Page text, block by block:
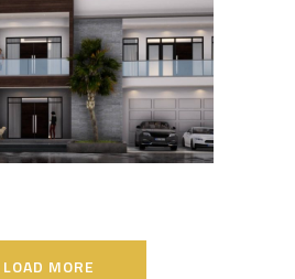
TERBAIK
LOAD MORE